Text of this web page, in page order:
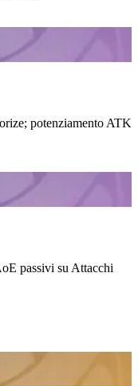
; potenziamento ATK
passivi su Attacchi